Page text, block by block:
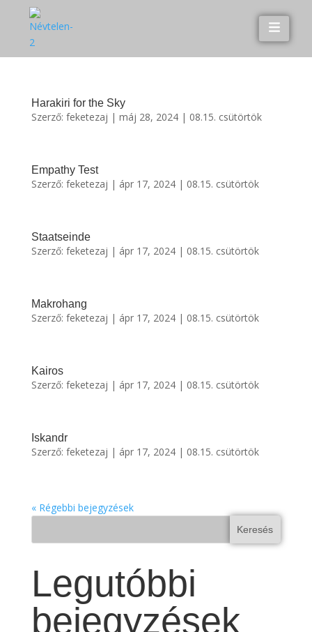
Harakiri for the Sky
Szerző: feketezaj | máj 28, 2024| 08.15. csütörtök
Empathy Test
Szerző: feketezaj | ápr 17, 2024| 08.15. csütörtök
Staatseinde
Szerző: feketezaj | ápr 17, 2024| 08.15. csütörtök
Makrohang
Szerző: feketezaj | ápr 17, 2024| 08.15. csütörtök
Kairos
Szerző: feketezaj | ápr 17, 2024| 08.15. csütörtök
Iskandr
Szerző: feketezaj | ápr 17, 2024| 08.15. csütörtök
« Régebbi bejegyzések
Keresés
Legutóbbi
bejegyzések